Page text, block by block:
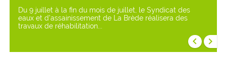
Du 9 juillet à la fin du mois de juillet, le Syndicat des
eaux et d’assainissement de La Brède réalisera des
travaux de réhabilitation...
keyboard_arrow_left keyboard_arrow_right